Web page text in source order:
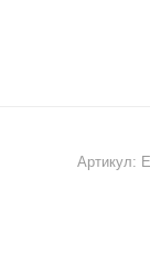
Артикул: